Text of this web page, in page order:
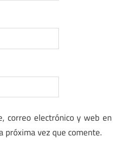
correo electrónico y web en
próxima vez que comente.